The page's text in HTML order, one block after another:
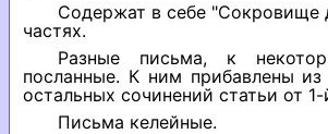
Содержат в себе "Сокровище
частях.
Разные письма, к
посланные. К ним прибавлены из
остальных сочинений статьи от
Письма келейные.